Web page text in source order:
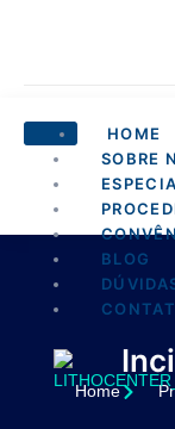
HOME
SOBRE
BLOG
Home